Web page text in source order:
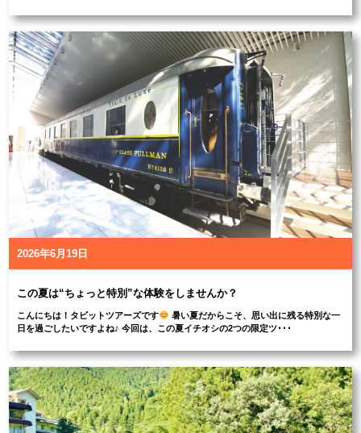
2026年6月19日
この夏は“ちょっと特別”な体験をしませんか？
こんにちは！タビットツアーズです
暑い夏だからこそ、思い出に残る特別な一
日を過ごしたいですよね♪ 今回は、この夏イチオシの2つの限定ツ･･･